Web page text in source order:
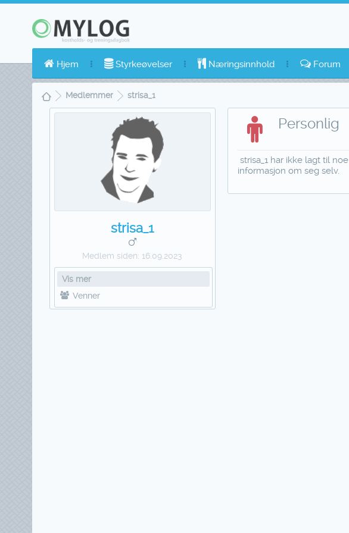
Hjem Styrkeøvelser Næringsinnhold Forum
Medlemmer strisa_1
strisa_1
Medlem siden: 16.09.2023
Vis mer
Venner
Personlig
strisa_1 har ikke lagt til noe
informasjon om seg selv.